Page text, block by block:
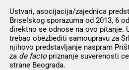
Ustvari, asocijacija/zajednica
Briselskog sporazuma od 2013, 6
direktno se odnose na ovo pitanje.
trebao obezbediti samoupravu za
njihovo predstavljanje naspram
za de factopriznanje suverenosti
strane Beograda.